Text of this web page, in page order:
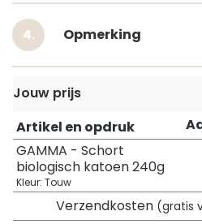
Opmerking
Jouw prijs
Artikel en opdruk
GAMMA - Schort
biologisch katoen 240g
Kleur: Touw
Verzendkosten (gratis